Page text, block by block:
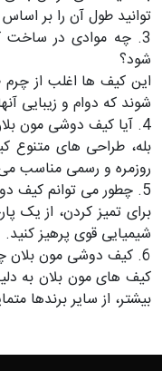
توانید طول آن را بر
3. چه موادی در ساخت
شود؟
این کیف ها اغلب از چرم
شوند که دوام و زیبایی
4. آیا کیف دوشی مون بلان مناسب استفاده روزمره است؟
بله، طراحی های متنوع
روزمره و رسمی مناسب
5. چطور می توانم کیف دوشی مون بلان را تمیز کنم؟
برای تمیز کردن، از یک
شیمیایی قوی پرهیز کنید.
6. کیف دوشی مون بلان چه تفاوتی با سایر برندها دارد؟
کیف های مون بلان به
بیشتر، از سایر برندها